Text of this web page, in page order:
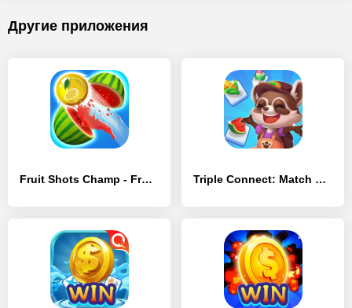
Другие приложения
Fruit Shots Champ - Fruit Land - [MOD Бесконечные деньги] Triple Connect: Match Tile - [MOD Бесконечные деньги]